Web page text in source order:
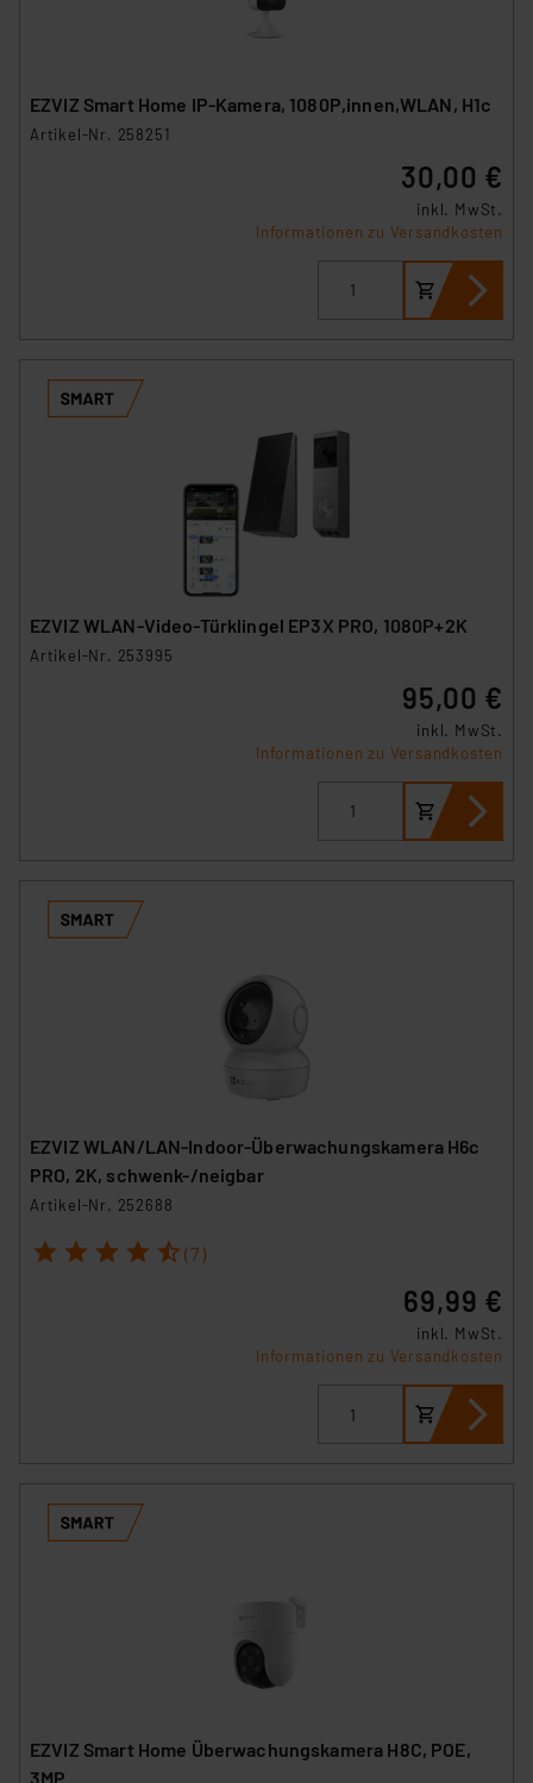
EZVIZ Smart Home IP-Kamera, 1080P,innen,WLAN, H1c
Artikel-Nr. 258251
30,00 €
inkl. MwSt.
Informationen zu Versandkosten
EZVIZ WLAN-Video-Türklingel EP3X PRO, 1080P+2K
Artikel-Nr. 253995
95,00 €
inkl. MwSt.
Informationen zu Versandkosten
EZVIZ WLAN/LAN-Indoor-Überwachungskamera H6c
PRO, 2K, schwenk-/neigbar
Artikel-Nr. 252688
1 2 3 4 5 (7)
69,99 €
inkl. MwSt.
Informationen zu Versandkosten
EZVIZ Smart Home Überwachungskamera H8C, POE,
3MP